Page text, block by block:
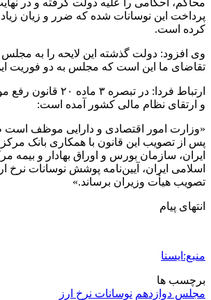
پرداخت این نوسانات شده که ضرر و زیان
کرده است.
وی افزود: دولت گذشته این لایحه را به
تقاضای ما این است که مجلس به دو فوریت
ارتباط فردا: در تبصره ۳
و ارتقای نظام مالی کشور آمده است:
«وزارت امور اقتصادی و دارایی موظف
پس از تصویب این قانون با همکاری بانک
ایران، سازمان بورس و اوراق بهادار و بیمه
اسلامی ایران، آیین‌نامه پوشش نوسانات نرخ
تصویب هیأت وزیران برساند.»
انتهای پیام
منبع:ایسنا
برچسب ها
مجلس دوازدهم نوسانات نرخ ارز